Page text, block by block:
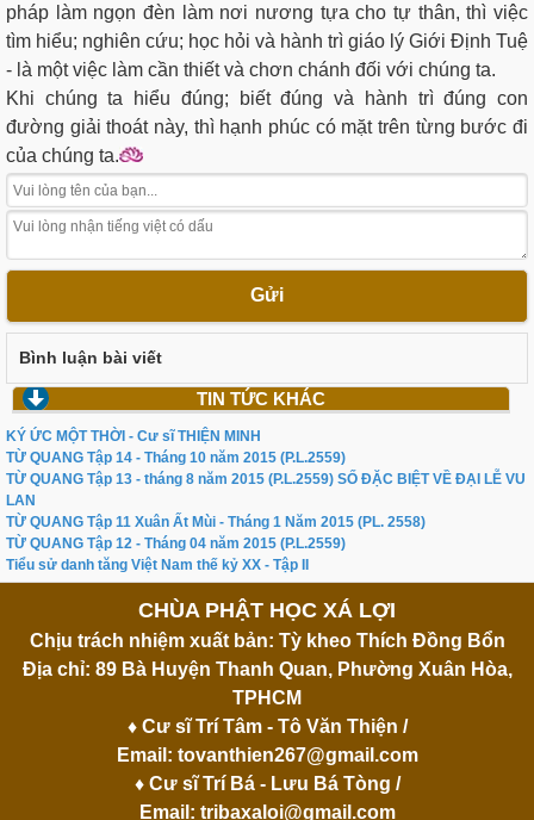
pháp làm ngọn đèn làm nơi nương tựa cho tự thân, thì việc
tìm hiểu; nghiên cứu; học hỏi và hành trì giáo lý Giới Định Tuệ
- là một việc làm cần thiết và chơn chánh đối với chúng ta.
Khi chúng ta hiểu đúng; biết đúng và hành trì đúng con
đường giải thoát này, thì hạnh phúc có mặt trên từng bước đi
của chúng ta.
Gửi
Bình luận bài viết
TIN TỨC KHÁC
KÝ ỨC MỘT THỜI - Cư sĩ THIỆN MINH
TỪ QUANG Tập 14 - Tháng 10 năm 2015 (P.L.2559)
TỪ QUANG Tập 13 - tháng 8 năm 2015 (P.L.2559) SỐ ĐẶC BIỆT VỀ ĐẠI LỄ VU
LAN
TỪ QUANG Tập 11 Xuân Ất Mùi - Tháng 1 Năm 2015 (PL. 2558)
TỪ QUANG Tập 12 - Tháng 04 năm 2015 (P.L.2559)
Tiểu sử danh tăng Việt Nam thế kỷ XX - Tập II
CHÙA PHẬT HỌC XÁ LỢI
Chịu trách nhiệm xuất bản: Tỳ kheo Thích Đồng Bổn
Địa chỉ: 89 Bà Huyện Thanh Quan, Phường Xuân Hòa,
TPHCM
♦ Cư sĩ Trí Tâm - Tô Văn Thiện /
Email: tovanthien267@gmail.com
♦ Cư sĩ Trí Bá - Lưu Bá Tòng /
Email: tribaxaloi@gmail.com